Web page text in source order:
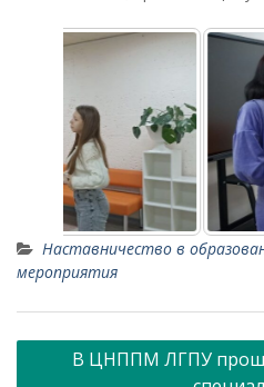
Наставничество в
мероприятия
Навигация
В ЦНППМ ЛГПУ